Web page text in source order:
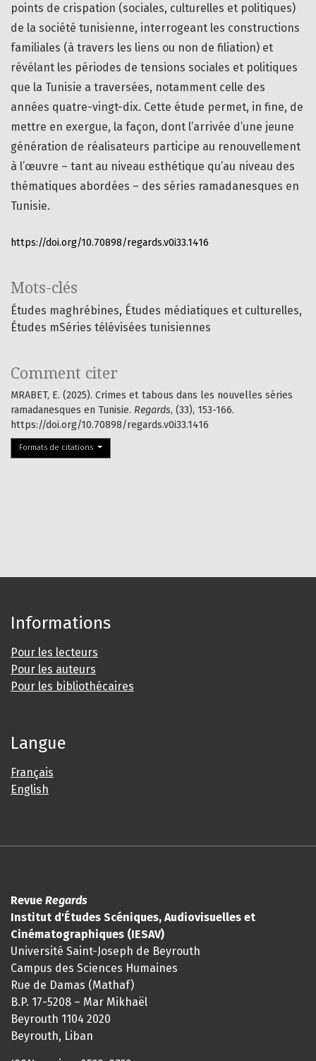
Mots-clés
Études maghrébines Études médiatiques et culturelles
Études mSéries télévisées tunisiennes
Comment citer
MRABET, E. (2025). Crimes et tabous dans les nouvelles séries
ramadanesques en Tunisie. Regards, (33), 153-166.
https://doi.org/10.70898/regards.v0i33.1416
Formats de citations
points de crispation (sociales, culturelles et politiques)
de la société tunisienne, interrogeant les constructions
familiales (à travers les liens ou non de filiation) et
révélant les périodes de tensions sociales et politiques
que la Tunisie a traversées, notamment celle des
années quatre-vingt-dix. Cette étude permet, in fine, de
mettre en exergue, la façon, dont l’arrivée d’une jeune
génération de réalisateurs participe au renouvellement
à l’œuvre – tant au niveau esthétique qu’au niveau des
thématiques abordées – des séries ramadanesques en
Tunisie.
https://doi.org/10.70898/regards.v0i33.1416
Informations
Pour les lecteurs
Pour les auteurs
Pour les bibliothécaires
Langue
Français
English
Revue Regards
Institut d'Études Scéniques, Audiovisuelles et
Cinématographiques (IESAV)
Université Saint-Joseph de Beyrouth
Campus des Sciences Humaines
Rue de Damas (Mathaf)
B.P. 17-5208 – Mar Mikhaël
Beyrouth 1104 2020
Beyrouth, Liban